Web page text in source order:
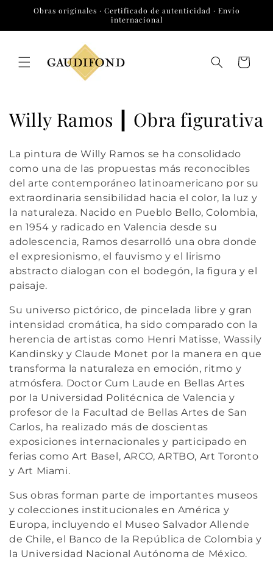
directamente
Obras originales · Certificado de autenticidad · Envío
internacional
Carrito
C
l
e
c
c
i
ó
n
:
Willy Ramos ┃ Obra figurativa
La pintura deWilly Ramos se ha consolidado
como una de las propuestas más reconocibles
del arte contemporáneo latinoamericano por su
extraordinaria sensibilidad hacia el color, la luz y
la naturaleza. Nacido en Pueblo Bello, Colombia,
en 1954 y radicado en Valencia desde su
adolescencia, Ramos desarrolló una obra donde
el expresionismo, el fauvismo y el lirismo
abstracto dialogan con el bodegón, la figura y el
paisaje.
Su universo pictórico, de pincelada libre y gran
intensidad cromática, ha sido comparado con la
herencia de artistas como Henri Matisse, Wassily
Kandinsky yClaude Monet por la manera en que
transforma la naturaleza en emoción, ritmo y
atmósfera. Doctor Cum Laude en Bellas Artes
por la Universidad Politécnica de Valencia y
profesor de la Facultad de Bellas Artes de San
Carlos, ha realizado más de doscientas
exposiciones internacionales y participado en
ferias comoArt Basel, ARCO,ARTBO, Art Toronto
yArt Miami.
Sus obras forman parte de importantes museos
y colecciones institucionales en América y
Europa, incluyendo el Museo Salvador Allende
de Chile, el Banco de la República de Colombia y
la Universidad Nacional Autónoma de México.